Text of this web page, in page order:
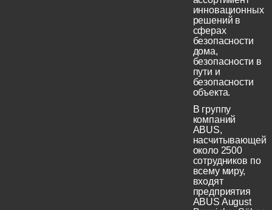
инновационных
решений в
сферах
безопасности
дома,
безопасности в
пути и
безопасности
объекта.
В группу
компаний
ABUS,
насчитывающей
около 2500
сотрудников по
всему миру,
входят
предприятия
ABUS August